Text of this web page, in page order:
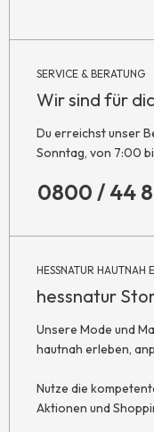
SERVICE & BERATUNG
Wir sind für
Du erreichst unser
Sonntag, von 7:00
0800 / 44
HESSNATUR HAUTNAH
hessnatur
Unsere Mode und
hautnah erleben,
Nutze die
Aktionen und